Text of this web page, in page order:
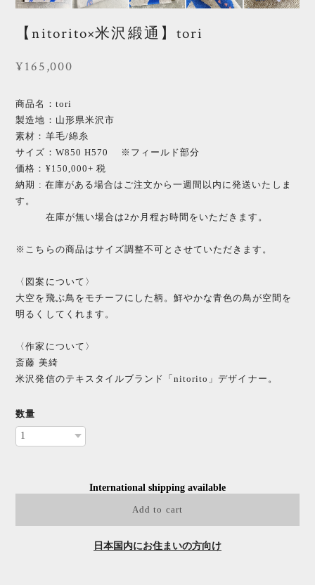
【nitorito×米沢緞通】tori
¥165,000
商品名：tori
製造地：山形県米沢市
素材：羊毛/綿糸
サイズ：W850 H570 ※フィールド部分
価格：¥150,000+ 税
納期 : 在庫がある場合はご注文から一週間以内に発送いたしま
す。
在庫が無い場合は2か月程お時間をいただきます。
※こちらの商品はサイズ調整不可とさせていただきます。
〈図案について〉
大空を飛ぶ鳥をモチーフにした柄。鮮やかな青色の鳥が空間を
明るくしてくれます。
〈作家について〉
斎藤 美綺
米沢発信のテキスタイルブランド「nitorito」デザイナー。
数量
International shipping available
Add to cart
日本国内にお住まいの方向け